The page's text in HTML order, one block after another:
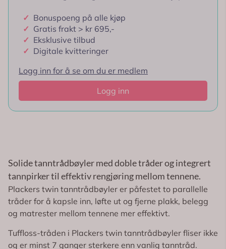
Gratis frakt > kr 695,-
✓ Eksklusive tilbud
✓ Digitale kvitteringer
Logg inn for å se om du er medlem
Plackers twin tanntrådbøyler er påfestet to parallelle
tråder for å kapsle inn, løfte ut og fjerne plakk, belegg
og matrester mellom tennene mer effektivt.
Tuffloss-tråden i Plackers twin tanntrådbøyler fliser ikke
og er minst 7 ganger sterkere enn vanlig tanntråd.
Samtidig er de doble trådene ikke festet stramt til
bøylerarmene slik at de kan lirkes forsiktig og varsomt